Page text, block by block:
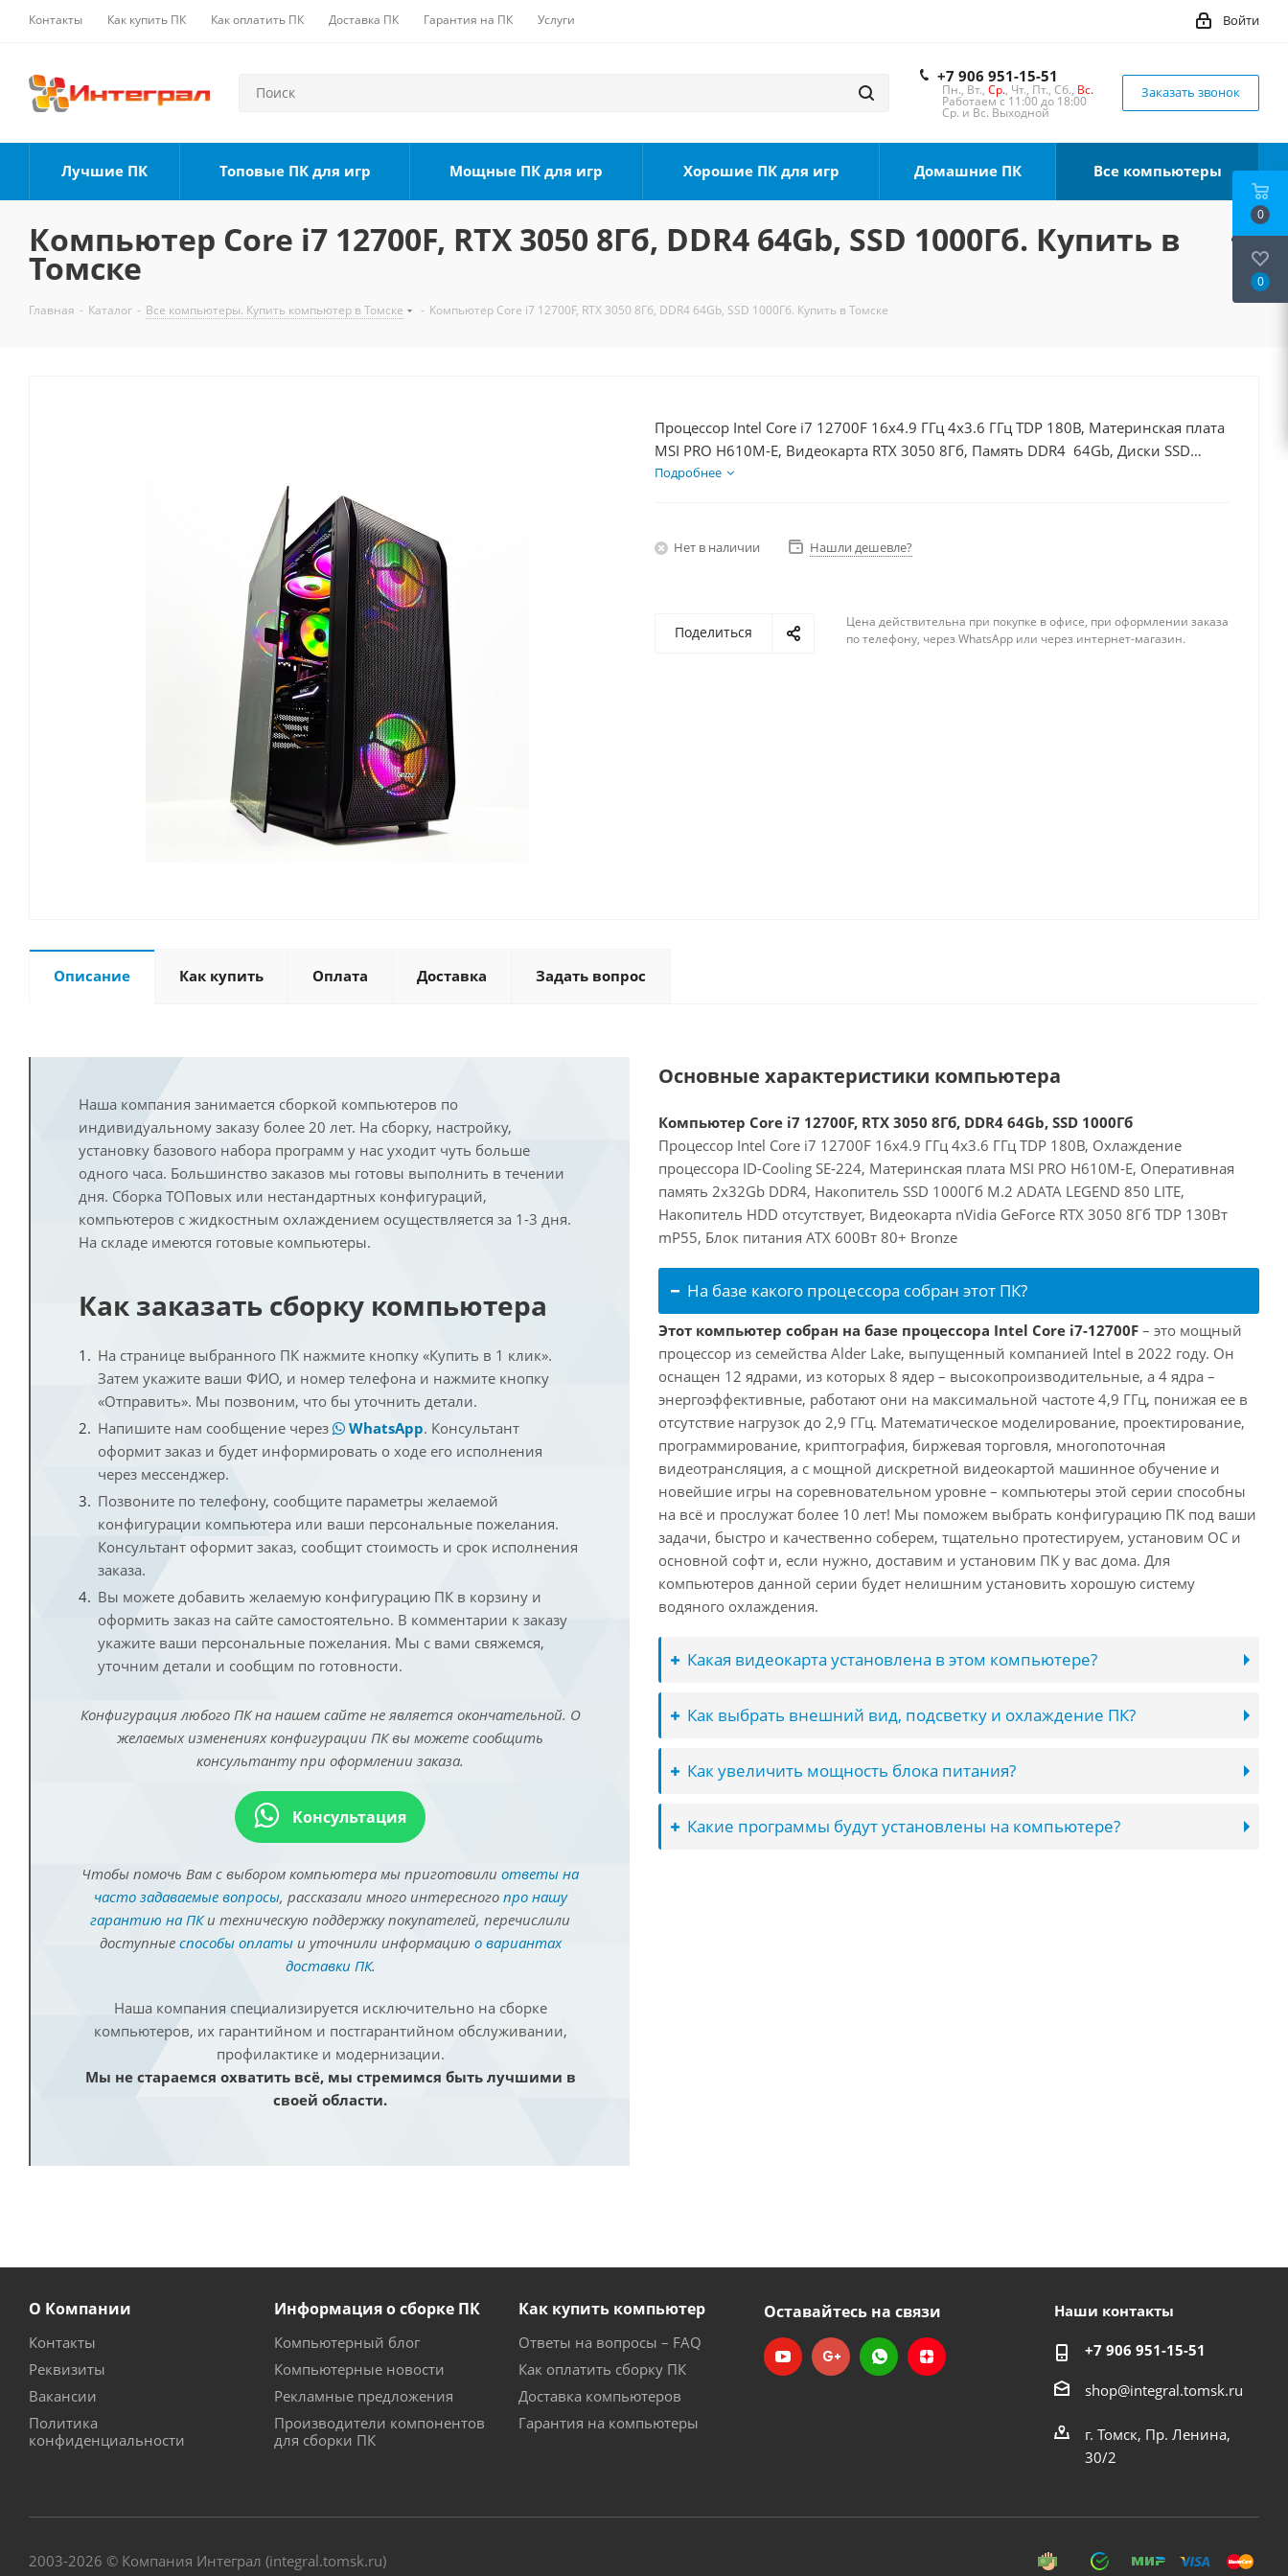
Контакты Как купить ПК Как оплатить ПК Доставка ПК Гарантия на ПК Услуги Войти
+7 906 951-15-51
Пн., Вт., Ср., Чт., Пт., Сб., Вс.
Работаем с 11:00 до 18:00
Ср. и Вс. Выходной
Заказать звонок
Лучшие ПК Топовые ПК для игр Мощные ПК для игр Хорошие ПК для игр Домашние ПК Все компьютеры
Компьютер Core i7 12700F, RTX 3050 8Гб, DDR4 64Gb, SSD 1000Гб. Купить в
Томске
Главная - Каталог - Все компьютеры. Купить компьютер в Томске - Компьютер Core i7 12700F, RTX 3050 8Гб, DDR4 64Gb, SSD 1000Гб. Купить в Томске
Процессор Intel Core i7 12700F 16x4.9 ГГц 4x3.6 ГГц TDP 180В, Материнская плата
MSI PRO H610M-E, Видеокарта RTX 3050 8Гб, Память DDR4 64Gb, Диски SSD
1000Гб, БП 600Вт
Подробнее
Нет в наличии Нашли дешевле?
Поделиться
Цена действительна при покупке в офисе, при оформлении заказа
по телефону, через WhatsApp или через интернет-магазин.
Описание Как купить Оплата Доставка Задать вопрос
Наша компания занимается сборкой компьютеров по
индивидуальному заказу более 20 лет. На сборку, настройку,
установку базового набора программ у нас уходит чуть больше
одного часа. Большинство заказов мы готовы выполнить в течении
дня. Сборка ТОПовых или нестандартных конфигураций,
компьютеров с жидкостным охлаждением осуществляется за 1-3 дня.
На складе имеются готовые компьютеры.
Как заказать сборку компьютера
На странице выбранного ПК нажмите кнопку «Купить в 1 клик».
Затем укажите ваши ФИО, и номер телефона и нажмите кнопку
«Отправить». Мы позвоним, что бы уточнить детали.
Напишите нам сообщение через
WhatsApp. Консультант
оформит заказ и будет информировать о ходе его исполнения
через мессенджер.
Позвоните по телефону, сообщите параметры желаемой
конфигурации компьютера или ваши персональные пожелания.
Консультант оформит заказ, сообщит стоимость и срок исполнения
заказа.
Вы можете добавить желаемую конфигурацию ПК в корзину и
оформить заказ на сайте самостоятельно. В комментарии к заказу
укажите ваши персональные пожелания. Мы с вами свяжемся,
уточним детали и сообщим по готовности.
Конфигурация любого ПК на нашем сайте не является окончательной. О
желаемых изменениях конфигурации ПК вы можете сообщить
консультанту при оформлении заказа.
Консультация
Чтобы помочь Вам с выбором компьютера мы приготовили ответы на
часто задаваемые вопросы, рассказали много интересного про нашу
гарантию на ПКи техническую поддержку покупателей, перечислили
доступные способы оплатыи уточнили информацию о вариантах
доставки ПК.
Наша компания специализируется исключительно на сборке
компьютеров, их гарантийном и постгарантийном обслуживании,
профилактике и модернизации.
Мы не стараемся охватить всё, мы стремимся быть лучшими в
своей области.
Основные характеристики компьютера
Компьютер Core i7 12700F, RTX 3050 8Гб, DDR4 64Gb, SSD 1000Гб
Процессор Intel Core i7 12700F 16x4.9 ГГц 4x3.6 ГГц TDP 180В, Охлаждение
процессора ID-Cooling SE-224, Материнская плата MSI PRO H610M-E, Оперативная
память 2x32Gb DDR4, Накопитель SSD 1000Гб M.2 ADATA LEGEND 850 LITE,
Накопитель HDD отсутствует, Видеокарта nVidia GeForce RTX 3050 8Гб TDP 130Вт
mP55, Блок питания ATX 600Вт 80+ Bronze
На базе какого процессора собран этот ПК?
Этот компьютер собран на базе процессора Intel Core i7-12700F – это мощный
процессор из семейства Alder Lake, выпущенный компанией Intel в 2022 году. Он
оснащен 12 ядрами, из которых 8 ядер – высокопроизводительные, а 4 ядра –
энергоэффективные, работают они на максимальной частоте 4,9 ГГц, понижая ее в
отсутствие нагрузок до 2,9 ГГц. Математическое моделирование, проектирование,
программирование, криптография, биржевая торговля, многопоточная
видеотрансляция, а с мощной дискретной видеокартой машинное обучение и
новейшие игры на соревновательном уровне – компьютеры этой серии способны
на всё и прослужат более 10 лет! Мы поможем выбрать конфигурацию ПК под ваши
задачи, быстро и качественно соберем, тщательно протестируем, установим ОС и
основной софт и, если нужно, доставим и установим ПК у вас дома. Для
компьютеров данной серии будет нелишним установить хорошую систему
водяного охлаждения.
Какая видеокарта установлена в этом компьютере?
Как выбрать внешний вид, подсветку и охлаждение ПК?
Как увеличить мощность блока питания?
Какие программы будут установлены на компьютере?
О Компании
Контакты
Реквизиты
Вакансии
Политика
конфиденциальности
Информация о сборке ПК
Компьютерный блог
Компьютерные новости
Рекламные предложения
Производители компонентов
для сборки ПК
Как купить компьютер
Ответы на вопросы – FAQ
Как оплатить сборку ПК
Доставка компьютеров
Гарантия на компьютеры
Оставайтесь на связи Наши контакты
+7 906 951-15-51
shop@integral.tomsk.ru
г. Томск, Пр. Ленина,
30/2
2003-2026 © Компания Интеграл (integral.tomsk.ru)
0
0